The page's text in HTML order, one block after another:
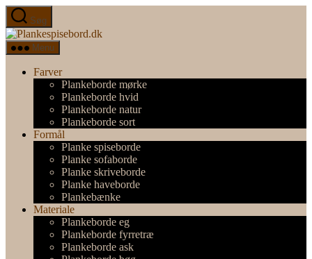
Spring
til
indholdet
Søg
Plankespisebord.dk
Menu
Farver
Plankeborde mørke
Plankeborde hvid
Plankeborde natur
Plankeborde sort
Formål
Planke spiseborde
Planke sofaborde
Planke skriveborde
Planke haveborde
Plankebænke
Materiale
Plankeborde eg
Plankeborde fyrretræ
Plankeborde ask